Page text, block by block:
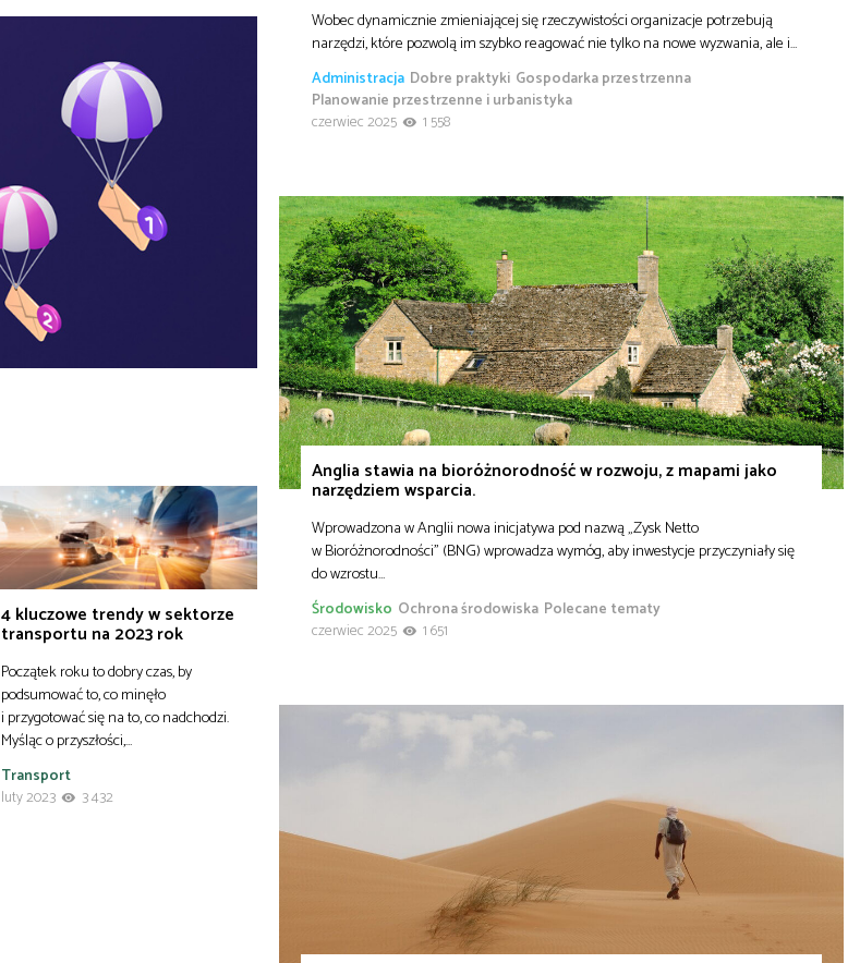
4 kluczowe trendy w sektorze
transportu na 2023 rok
Początek roku to dobry czas, by
podsumować to, co minęło
i przygotować się na to, co nadchodzi.
Myśląc o przyszłości,…
Transport
luty 2023
3 432
Wobec dynamicznie zmieniającej się rzeczywistości organizacje potrzebują
narzędzi, które pozwolą im szybko reagować nie tylko na nowe wyzwania, ale i…
Administracja Dobre praktyki Gospodarka przestrzenna
Planowanie przestrzenne i urbanistyka
czerwiec 2025
1 558
Anglia stawia na bioróżnorodność w rozwoju, z mapami jako
narzędziem wsparcia.
Wprowadzona w Anglii nowa inicjatywa pod nazwą „Zysk Netto
w Bioróżnorodności” (BNG) wprowadza wymóg, aby inwestycje przyczyniały się
do wzrostu…
Ochrona środowiska Polecane tematy
Środowisko
czerwiec 2025
1 651